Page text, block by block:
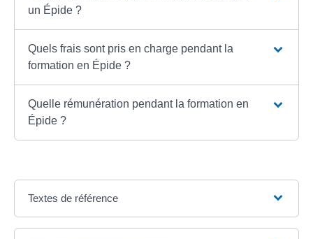
un Épide ?
Quels frais sont pris en charge pendant la
formation en Épide ?
Quelle rémunération pendant la formation en
Épide ?
Textes de référence